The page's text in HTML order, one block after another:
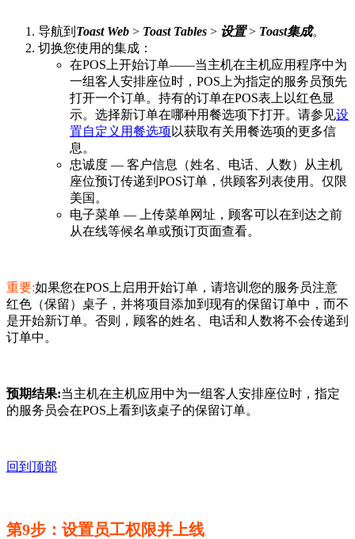
导航到 Toast Web > Toast Tables > 设置> Toast集成。
切换您使用的集成：
在POS上开始订单——当主机在主机应用程序中为
一组客人安排座位时，POS上为指定的服务员预先
打开一个订单。持有的订单在POS表上以红色显
示。选择新订单在哪种用餐选项下打开。请参见设
置自定义用餐选项 以获取有关用餐选项的更多信
息。
忠诚度 — 客户信息（姓名、电话、人数）从主机
座位预订传递到POS订单，供顾客列表使用。仅限
美国。
电子菜单 — 上传菜单网址，顾客可以在到达之前
从在线等候名单或预订页面查看。
重要:如果您在POS上启用开始订单，请培训您的服务员注意
红色（保留）桌子，并将项目添加到现有的保留订单中，而不
是开始新订单。否则，顾客的姓名、电话和人数将不会传递到
订单中。
预期结果:当主机在主机应用中为一组客人安排座位时，指定
的服务员会在POS上看到该桌子的保留订单。
回到顶部
第9步：设置员工权限并上线